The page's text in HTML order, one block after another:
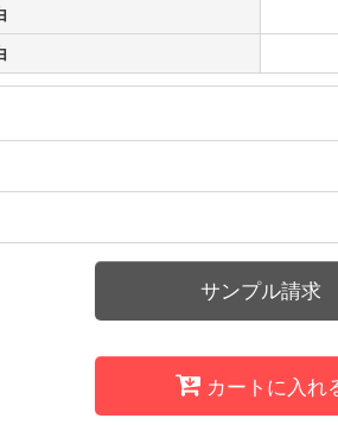
サンプル請求
カートに入れ